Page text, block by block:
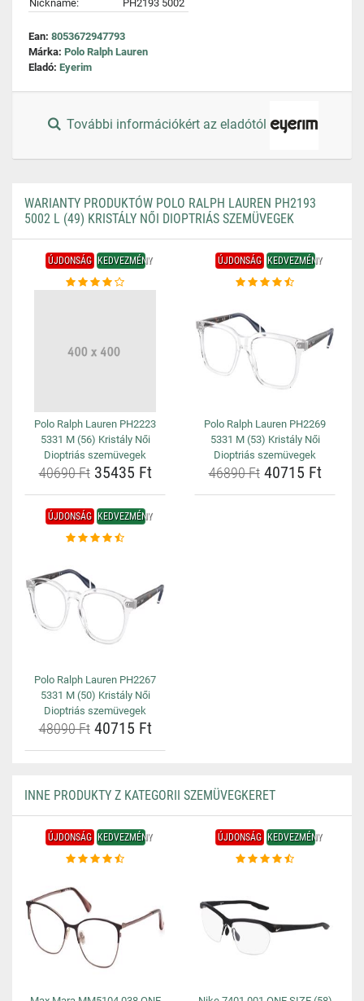
Nickname:
PH2193 5002
Ean: 8053672947793
Márka: Polo Ralph Lauren
Eladó: Eyerim
További információkért az eladótól
WARIANTY PRODUKTÓW POLO RALPH LAUREN PH2193
5002 L (49) KRISTÁLY NŐI DIOPTRIÁS SZEMÜVEGEK
ÚJDONSÁG KEDVEZMÉNY
Polo Ralph Lauren PH2223
5331 M (56) Kristály Női
Dioptriás szemüvegek
40690 Ft35435 Ft
ÚJDONSÁG KEDVEZMÉNY
Polo Ralph Lauren PH2269
5331 M (53) Kristály Női
Dioptriás szemüvegek
46890 Ft40715 Ft
ÚJDONSÁG KEDVEZMÉNY
Polo Ralph Lauren PH2267
5331 M (50) Kristály Női
Dioptriás szemüvegek
48090 Ft40715 Ft
INNE PRODUKTY Z KATEGORII SZEMÜVEGKERET
ÚJDONSÁG KEDVEZMÉNY ÚJDONSÁG KEDVEZMÉNY